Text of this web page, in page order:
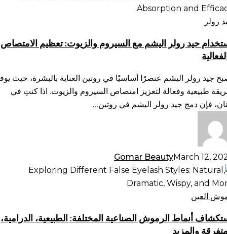
رولر
جيد رولر اليشم مع السيروم والزيوت: تعظيم الامتصاص
جيد رولر اليشم عنصرًا أساسيًا في روتين العناية بالبشرة، حيث
طبيعية وفعالة لتعزيز امتصاص السيروم والزيوت. اذا كنتِ في
فإن دمج جيد رولر اليشم في روتين…
Gomar BeautyMarch 12,
العين
أنماط الرموش الصناعية المختلفة: الطبيعية، الدرامية،
والمزيد